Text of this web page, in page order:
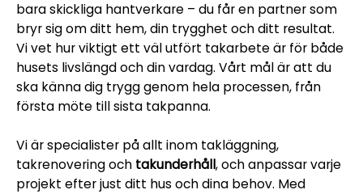
bara skickliga hantverkare – du får en partner som
bryr sig om ditt hem, din trygghet och ditt resultat.
Vi vet hur viktigt ett väl utfört takarbete är för både
husets livslängd och din vardag. Vårt mål är att du
ska känna dig trygg genom hela processen, från
första möte till sista takpanna.
Vi är specialister på allt inom takläggning,
takrenovering och takunderhåll, och anpassar varje
projekt efter just ditt hus och dina behov. Med